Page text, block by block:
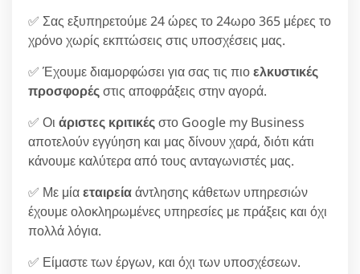
✅ Σας εξυπηρετούμε 24 ώρες το 24ωρο 365 μέρες το
χρόνο χωρίς εκπτώσεις στις υποσχέσεις μας.
✅ Έχουμε διαμορφώσει για σας τις πιοελκυστικές
προσφορέςστις αποφράξεις στην αγορά.
✅ Οι άριστες κριτικέςστο Google my Business
αποτελούν εγγύηση και μας δίνουν χαρά, διότι κάτι
κάνουμε καλύτερα από τους ανταγωνιστές μας.
✅ Με μίαεταιρείαάντλησης κάθετων υπηρεσιών
έχουμε ολοκληρωμένες υπηρεσίες με πράξεις και όχι
πολλά λόγια.
✅ Είμαστε των έργων, και όχι των υποσχέσεων.